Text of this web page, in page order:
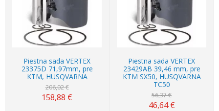
Piestna sada VERTEX
23375D 71,97mm, pre
KTM, HUSQVARNA
206,02 €
158,88 €
Piestna sada VERTEX
23429AB 39,46 mm, pre
KTM SX50, HUSQVARNA
TC50
56,37 €
46,64 €